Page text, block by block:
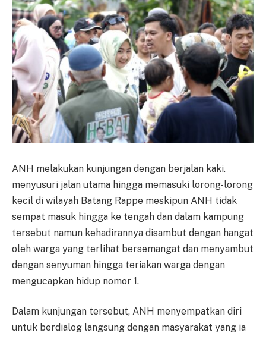
ANH melakukan kunjungan dengan berjalan kaki.
menyusuri jalan utama hingga memasuki lorong-lorong
kecil di wilayah Batang Rappe meskipun ANH tidak
sempat masuk hingga ke tengah dan dalam kampung
tersebut namun kehadirannya disambut dengan hangat
oleh warga yang terlihat bersemangat dan menyambut
dengan senyuman hingga teriakan warga dengan
mengucapkan hidup nomor 1.
Dalam kunjungan tersebut, ANH menyempatkan diri
untuk berdialog langsung dengan masyarakat yang ia